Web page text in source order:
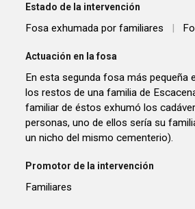
Estado de la intervención
Fosa exhumada por familiares |
Actuación en la fosa
En esta segunda fosa más pequeña
los restos de una familia de
familiar de éstos exhumó los
personas, uno de ellos sería su
un nicho del mismo cementerio).
Promotor de la intervención
Familiares